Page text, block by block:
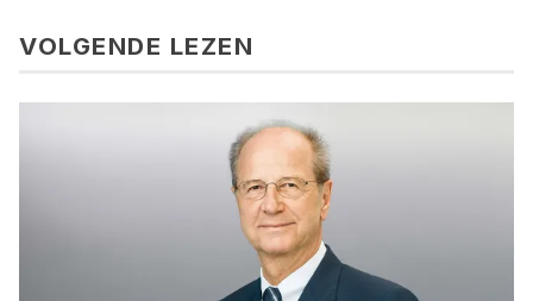
VOLGENDE LEZEN